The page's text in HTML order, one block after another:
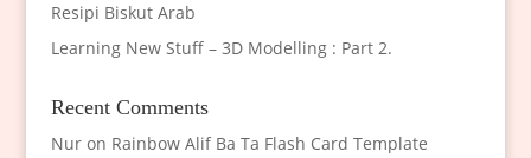
Resipi Biskut Arab
Learning New Stuff – 3D Modelling : Part 2.
Recent Comments
Nuron Rainbow Alif Ba Ta Flash Card Template